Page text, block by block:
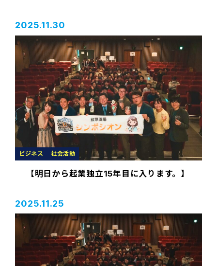
2025.11.30
ビジネス 社会活動
【明日から起業独立15年目に入ります。】
2025.11.25